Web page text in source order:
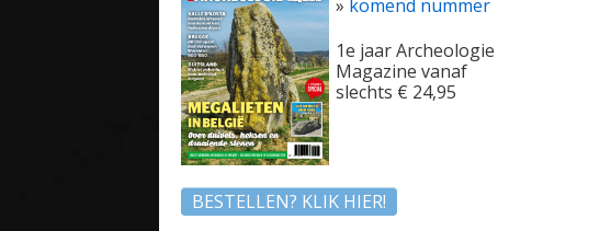
» komend nummer
1e jaar Archeologie
Magazine vanaf
slechts € 24,95
BESTELLEN? KLIK HIER!